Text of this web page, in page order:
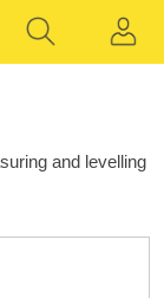
and levelling